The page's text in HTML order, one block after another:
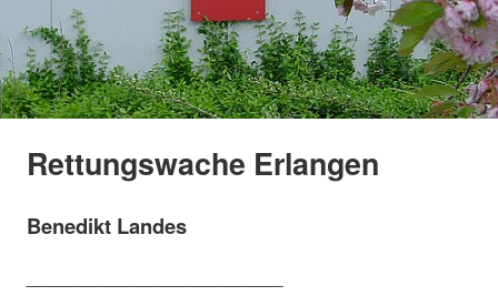
Rettungswache Erlangen
Benedikt Landes